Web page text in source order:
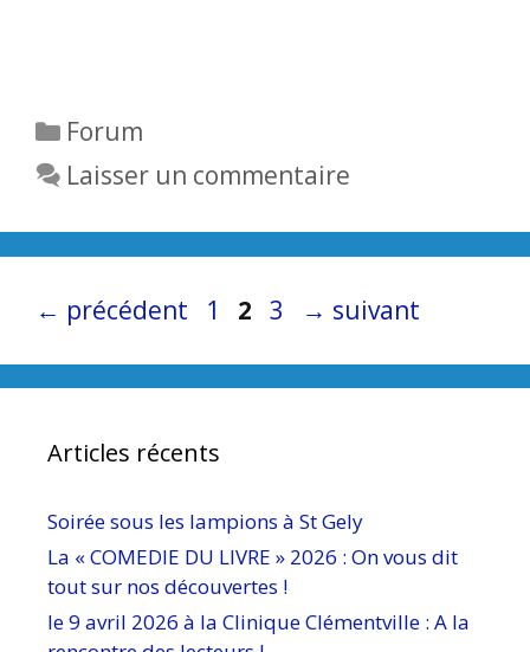
Catégories
Forum
Laisser un commentaire
← précédent Page
1 Page
2 Page
3 → suivant
Articles récents
Soirée sous les lampions à St Gely
La « COMEDIE DU LIVRE » 2026 : On vous dit
tout sur nos découvertes !
le 9 avril 2026 à la Clinique Clémentville : A la